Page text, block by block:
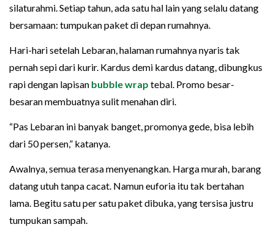
silaturahmi. Setiap tahun, ada satu hal lain yang selalu datang
bersamaan: tumpukan paket di depan rumahnya.
Hari-hari setelah Lebaran, halaman rumahnya nyaris tak
pernah sepi dari kurir. Kardus demi kardus datang, dibungkus
rapi dengan lapisan bubble wrap tebal. Promo besar-
besaran membuatnya sulit menahan diri.
“Pas Lebaran ini banyak banget, promonya gede, bisa lebih
dari 50 persen,” katanya.
Awalnya, semua terasa menyenangkan. Harga murah, barang
datang utuh tanpa cacat. Namun euforia itu tak bertahan
lama. Begitu satu per satu paket dibuka, yang tersisa justru
tumpukan sampah.